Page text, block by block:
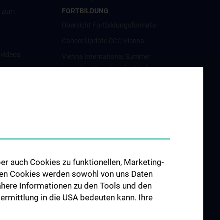
FORTBILDUNG
School on Oncology for Medical
Onkologische PhD-Programme
Fortbildung
auch Cookies zu funktionellen, Marketing-
Cookies werden sowohl von uns Daten
Informationen zu den Tools und den
in die USA bedeuten kann. Ihre